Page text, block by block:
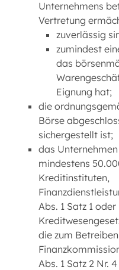
Unternehmens
Vertretung
zuverlässig
zumindest
das
Eignung hat;
die
Börse
sichergestellt ist;
das
mindestens
Kreditinstituten,
Abs. 1 Satz 1 oder
die zum
Abs. 1 Satz 2 Nr.